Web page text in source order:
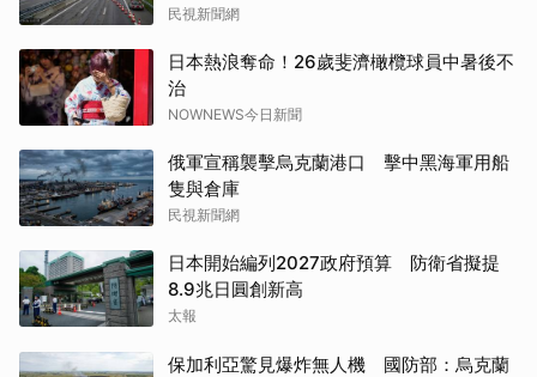
民視新聞網
日本熱浪奪命！26歲斐濟橄欖球員中暑後不
治
NOWNEWS今日新聞
俄軍宣稱襲擊烏克蘭港口 擊中黑海軍用船
隻與倉庫
民視新聞網
日本開始編列2027政府預算 防衛省擬提
8.9兆日圓創新高
太報
保加利亞驚見爆炸無人機 國防部：烏克蘭